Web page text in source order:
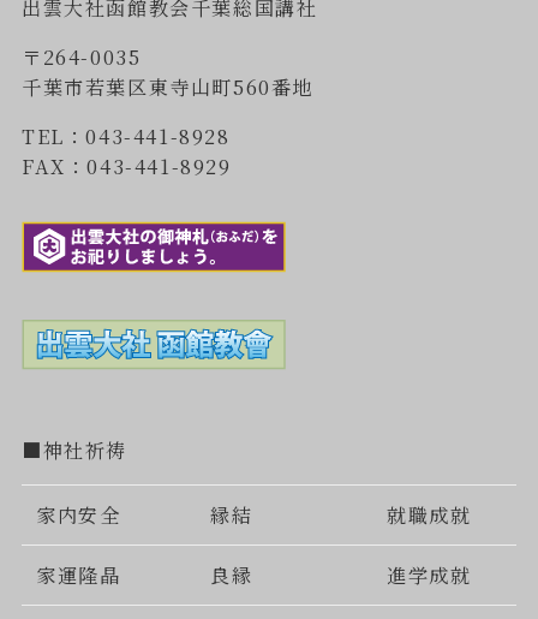
出雲大社函館教会千葉総国講社
〒264-0035
千葉市若葉区東寺山町560番地
TEL：043-441-8928
FAX：043-441-8929
■神社祈祷
家内安全 縁結 就職成就
家運隆晶 良縁 進学成就